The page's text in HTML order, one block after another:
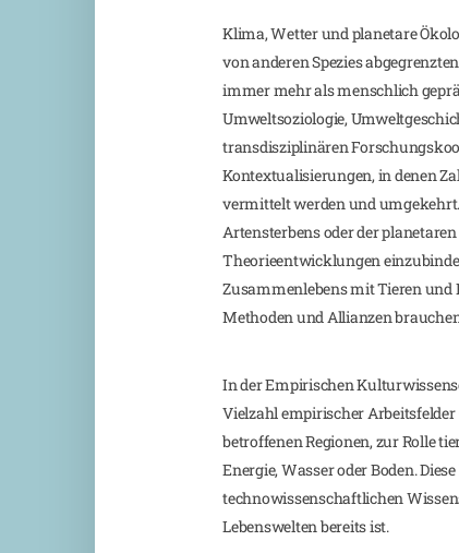
Klima, Wetter und planetare
von anderen Spezies
immer mehr als menschlich
Umweltsoziologie,
transdisziplinären
Kontextualisierungen, in denen
vermittelt werden und
Artensterbens oder der
Theorieentwicklungen
Zusammenlebens mit Tieren und
Methoden und Allianzen
In der Empirischen
Vielzahl empirischer
betroffenen Regionen, zur Rolle
Energie, Wasser oder Boden.
technowissenschaftlichen
Lebenswelten bereits ist.